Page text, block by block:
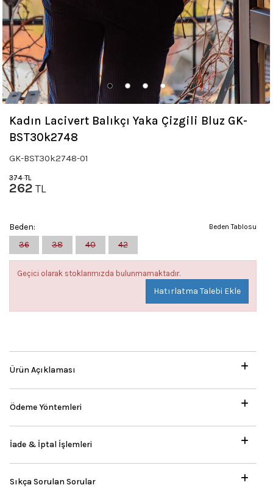
Kadın Lacivert Balıkçı Yaka Çizgili Bluz GK-
BST30k2748
GK-BST30k2748-01
374TL
262 TL
Beden Tablosu
Beden:
36
38 40 42
Geçici olarak stoklarımızda bulunmamaktadır.
Hatırlatma Talebi Ekle
Ürün Açıklaması
Ödeme Yöntemleri
İade & İptal İşlemleri
Sıkça Sorulan Sorular